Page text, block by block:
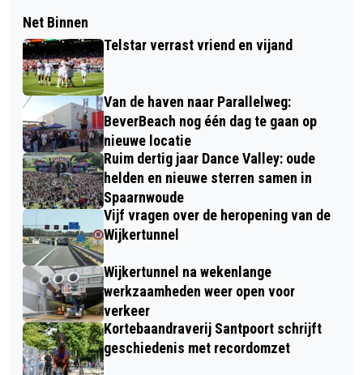
Net Binnen
Telstar verrast vriend en vijand
Van de haven naar Parallelweg:
BeverBeach nog één dag te gaan op
nieuwe locatie
Ruim dertig jaar Dance Valley: oude
helden en nieuwe sterren samen in
Spaarnwoude
Vijf vragen over de heropening van de
Wijkertunnel
Wijkertunnel na wekenlange
werkzaamheden weer open voor
verkeer
Kortebaandraverij Santpoort schrijft
geschiedenis met recordomzet